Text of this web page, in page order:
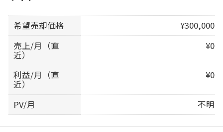
希望売却価格
¥300,000
売上/月（直
近）
¥0
利益/月（直
近）
¥0
PV/月 不明